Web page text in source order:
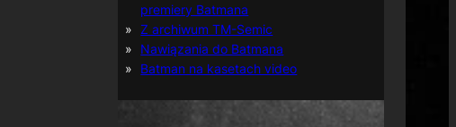
premiery Batmana
Z archiwum TM-Semic
Nawiązania do Batmana
Batman na kasetach video